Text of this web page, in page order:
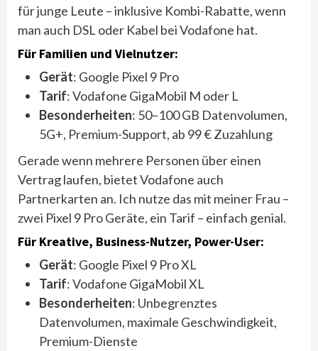
für junge Leute – inklusive Kombi-Rabatte, wenn
man auch DSL oder Kabel bei Vodafone hat.
Für Familien und Vielnutzer:
Gerät: Google Pixel 9 Pro
Tarif: Vodafone GigaMobil M oder L
Besonderheiten: 50–100 GB Datenvolumen,
5G+, Premium-Support, ab 99 € Zuzahlung
Gerade wenn mehrere Personen über einen
Vertrag laufen, bietet Vodafone auch
Partnerkarten an. Ich nutze das mit meiner Frau –
zwei Pixel 9 Pro Geräte, ein Tarif – einfach genial.
Für Kreative, Business-Nutzer, Power-User:
Gerät: Google Pixel 9 Pro XL
Tarif: Vodafone GigaMobil XL
Besonderheiten: Unbegrenztes
Datenvolumen, maximale Geschwindigkeit,
Premium-Dienste